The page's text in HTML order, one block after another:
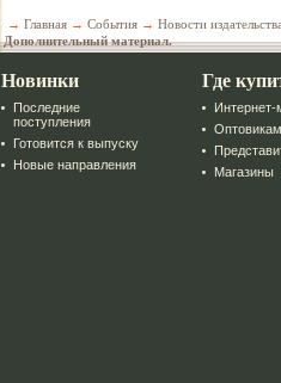
→ Главная → События → Новости
Дополнительный материал.
Новинки
Последние
поступления
Готовится к выпуску
Новые направления
Где
Интернет-
Оптовикам
Магазины